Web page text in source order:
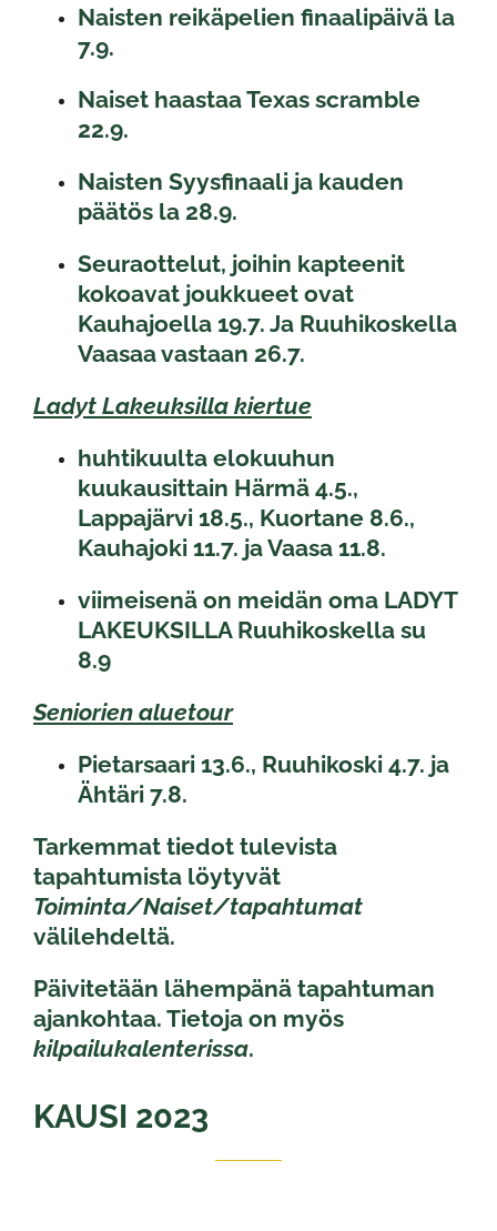
Naisten reikäpelien finaalipäivä la
7.9.
Naiset haastaa Texas scramble
22.9.
Naisten Syysfinaali ja kauden
päätös la 28.9.
Seuraottelut, joihin kapteenit
kokoavat joukkueet ovat
Kauhajoella 19.7. Ja Ruuhikoskella
Vaasaa vastaan 26.7.
​​​​​​​Ladyt Lakeuksilla kiertue
huhtikuulta elokuuhun
kuukausittain Härmä 4.5.,
Lappajärvi 18.5., Kuortane 8.6.,
Kauhajoki 11.7. ja Vaasa 11.8.
viimeisenä on meidän oma LADYT
LAKEUKSILLA Ruuhikoskella su
8.9
Seniorien aluetour
Pietarsaari 13.6., Ruuhikoski 4.7. ja
Ähtäri 7.8.
​​​​​​​​​​​​​​Tarkemmat tiedot tulevista
tapahtumista löytyvät
Toiminta/Naiset/tapahtumat
välilehdeltä.
Päivitetään lähempänä tapahtuman
ajankohtaa. Tietoja on myös
kilpailukalenterissa.
​​​​​​​​​​​KAUSI 2023​​​​​​​